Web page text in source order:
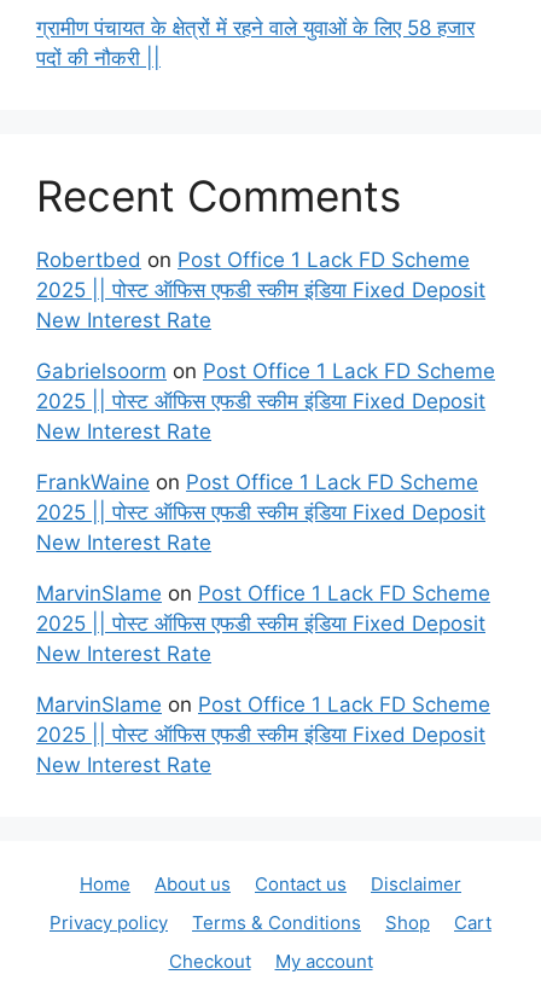
ग्रामीण पंचायत के क्षेत्रों में रहने वाले युवाओं के लिए 58 हजार
पदों की नौकरी ||
Recent Comments
Robertbed on Post Office 1 Lack FD Scheme
2025 || पोस्ट ऑफिस एफडी स्कीम इंडिया Fixed Deposit
New Interest Rate
Gabrielsoorm on Post Office 1 Lack FD Scheme
2025 || पोस्ट ऑफिस एफडी स्कीम इंडिया Fixed Deposit
New Interest Rate
FrankWaine on Post Office 1 Lack FD Scheme
2025 || पोस्ट ऑफिस एफडी स्कीम इंडिया Fixed Deposit
New Interest Rate
MarvinSlame on Post Office 1 Lack FD Scheme
2025 || पोस्ट ऑफिस एफडी स्कीम इंडिया Fixed Deposit
New Interest Rate
MarvinSlame on Post Office 1 Lack FD Scheme
2025 || पोस्ट ऑफिस एफडी स्कीम इंडिया Fixed Deposit
New Interest Rate
Home About us Contact us
Disclaimer
Privacy policy
Terms & Conditions Shop
Cart
Checkout
My account